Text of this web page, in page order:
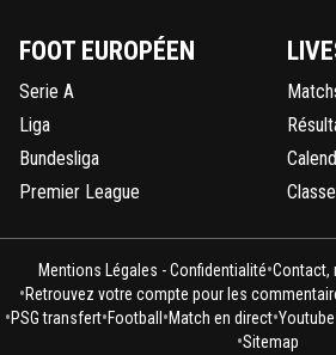
FOOT EUROPÉEN
Serie A
Liga
Bundesliga
Premier League
Mentions Légales - Confidentialité•Contact,
•Retrouvez votre compte pour les
•PSG transfert•Football •Match en direct•Youtube
•Sitemap